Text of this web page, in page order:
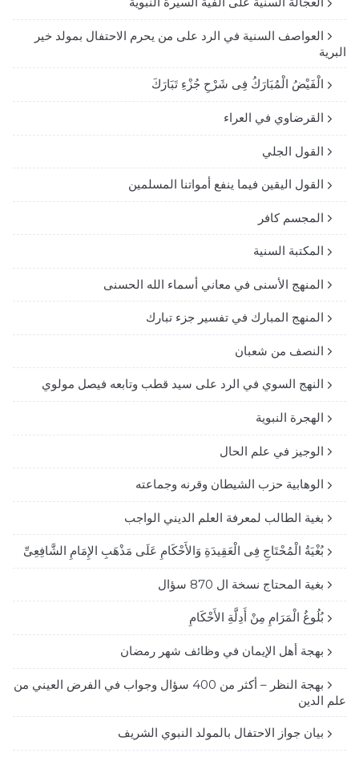
العواصف السنية في الرد على من يحرم الاحتفال بمولد خير
البرية
الْفَيْضُ الْمُبَارَكُ فِى شَرْحِ جُزْءِ تَبَارَكَ
القرضاوي في العراء
القول الجلي
القول اليقين فيما ينفع أمواتنا المسلمين
المجسم كافر
المكتبة السنية
المنهج الأسنى في معاني أسماء الله الحسنى
المنهج المبارك في تفسير جزء تبارك
النصف من شعبان
النهج السوي في الرد على سيد قطب وتابعه فيصل مولوي
الهجرة النبوية
الوجيز في علم الحال
الوهابية حزب الشيطان وقرنه وجماعته
بغية الطالب لمعرفة العلم الديني الواجب
بُغْيَةُ الْمُحْتَاجِ فِى الْعَقِيدَةِ وَالأَحْكَامِ عَلَى مَذْهَبِ الإِمَامِ الشَّافِعِىِّ
بغية المحتاج نسخة ال 870 سؤال
بُلُوغُ الْمَرَامِ مِنْ أَدِلَّةِ الأَحْكَامِ
بهجة أهل الإيمان في وظائف شهر رمضان
بهجة النظر – أكثر من 400 سؤال وجواب في الفرض العيني من
علم الدين
بيان جواز الاحتفال بالمولد النبوي الشريف